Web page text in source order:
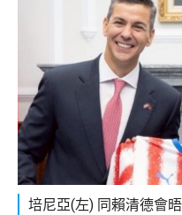
培尼亞(左) 同賴清德會